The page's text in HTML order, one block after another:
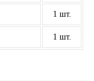
1 шт.
1 шт.